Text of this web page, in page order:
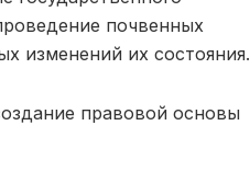
почвенных
изменений их состояния.
правовой основы